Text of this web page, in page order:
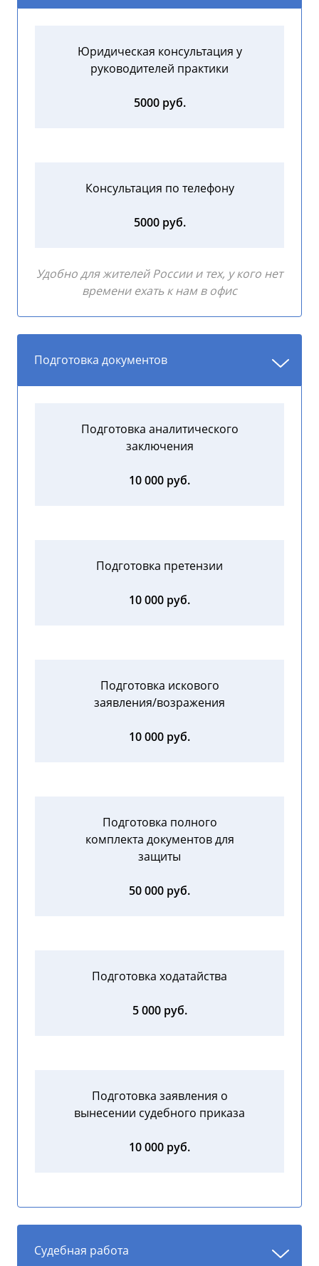
Юридическая консультация у
руководителей практики
5000 руб.
Консультация по телефону
5000 руб.
Удобно для жителей России и тех, у кого нет
времени ехать к нам в офис
Подготовка документов
Подготовка аналитического
заключения
10 000 руб.
Подготовка претензии
10 000 руб.
Подготовка искового
заявления/возражения
10 000 руб.
Подготовка полного
комплекта документов для
защиты
50 000 руб.
Подготовка ходатайства
5 000 руб.
Подготовка заявления о
вынесении судебного приказа
10 000 руб.
Судебная работа